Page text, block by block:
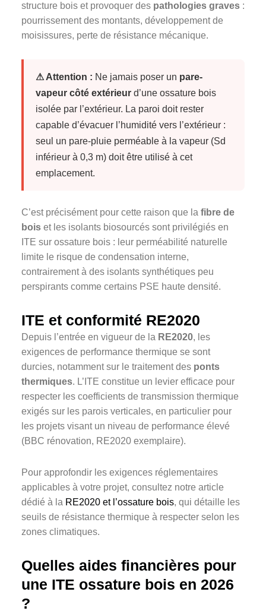
structure bois et provoquer des pathologies graves :
pourrissement des montants, développement de
moisissures, perte de résistance mécanique.
⚠ Attention : Ne jamais poser un pare-
vapeur côté extérieur d’une ossature bois
isolée par l’extérieur. La paroi doit rester
capable d’évacuer l’humidité vers l’extérieur :
seul un pare-pluie perméable à la vapeur (Sd
inférieur à 0,3 m) doit être utilisé à cet
emplacement.
C’est précisément pour cette raison que la fibre de
bois et les isolants biosourcés sont privilégiés en
ITE sur ossature bois : leur perméabilité naturelle
limite le risque de condensation interne,
contrairement à des isolants synthétiques peu
perspirants comme certains PSE haute densité.
ITE et conformité RE2020
Depuis l’entrée en vigueur de la RE2020, les
exigences de performance thermique se sont
durcies, notamment sur le traitement des ponts
thermiques. L’ITE constitue un levier efficace pour
respecter les coefficients de transmission thermique
exigés sur les parois verticales, en particulier pour
les projets visant un niveau de performance élevé
(BBC rénovation, RE2020 exemplaire).
Pour approfondir les exigences réglementaires
applicables à votre projet, consultez notre article
dédié à la RE2020 et l’ossature bois, qui détaille les
seuils de résistance thermique à respecter selon les
zones climatiques.
Quelles aides financières pour
une ITE ossature bois en 2026
?